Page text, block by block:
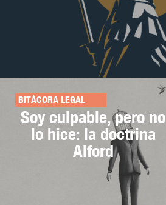
BITÁCORA LEGAL
Soy culpable, pero no
lo hice: la doctrina
Alford